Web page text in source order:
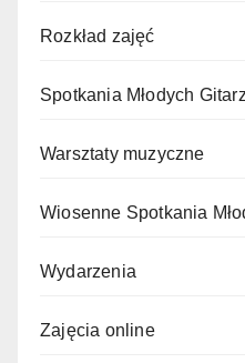
Rozkład zajęć
Spotkania Młodych
Warsztaty muzyczne
Wiosenne Spotkania
Wydarzenia
Zajęcia online